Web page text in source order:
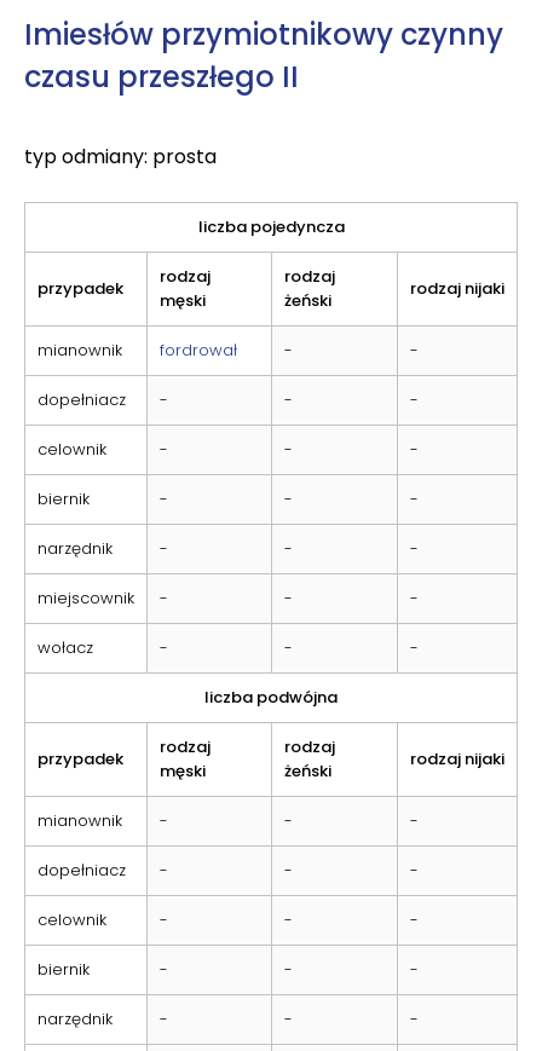
Imiesłów przymiotnikowy czynny
czasu przeszłego II
typ odmiany: prosta
liczba pojedyncza
przypadek
rodzaj
męski
rodzaj
żeński
rodzaj nijaki
mianownik fordrował - -
dopełniacz - - -
celownik - - -
biernik - - -
narzędnik - - -
miejscownik - - -
wołacz - - -
liczba podwójna
przypadek
rodzaj
męski
rodzaj
żeński
rodzaj nijaki
mianownik - - -
dopełniacz - - -
celownik - - -
biernik - - -
narzędnik - - -